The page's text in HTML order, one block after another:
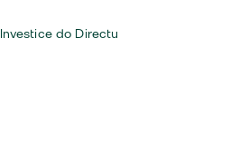
Investice do Directu